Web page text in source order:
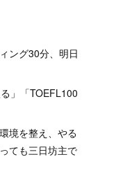
ング30分、明日
」「TOEFL100
境を整え、やる
ても三日坊主で